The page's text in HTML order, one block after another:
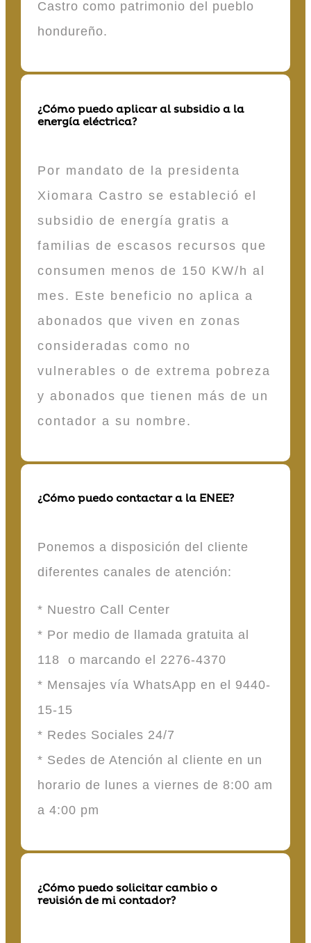
Castro como patrimonio del pueblo
hondureño.
¿Cómo puedo aplicar al subsidio a la
energía eléctrica?
Por mandato de la presidenta
Xiomara Castro se estableció el
subsidio de energía gratis a
familias de escasos recursos que
consumen menos de 150 KW/h al
mes. Este beneficio no aplica a
abonados que viven en zonas
consideradas como no
vulnerables o de extrema pobreza
y abonados que tienen más de un
contador a su nombre.
¿Cómo puedo contactar a la ENEE?
Ponemos a disposición del cliente
diferentes canales de atención:
* Nuestro Call Center
* Por medio de llamada gratuita al
118 o marcando el 2276-4370
* Mensajes vía WhatsApp en el 9440-
15-15
* Redes Sociales 24/7
* Sedes de Atención al cliente en un
horario de lunes a viernes de 8:00 am
a 4:00 pm
¿Cómo puedo solicitar cambio o
revisión de mi contador?